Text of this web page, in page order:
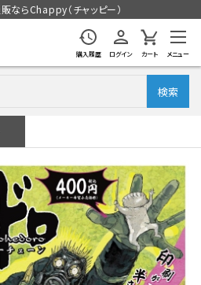
ならChappy（チャッピー）
購入履歴 ログイン カート メニュー
検索
会員登録
をチェック
体